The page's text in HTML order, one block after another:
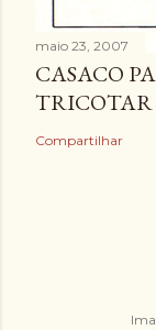
maio 23, 2007
CASACO
Compartilhar